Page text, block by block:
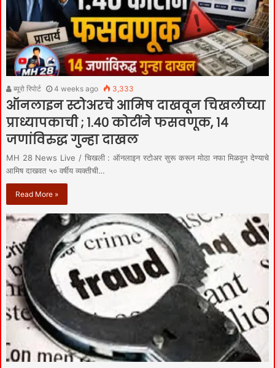
ब्यूरो रिपोर्ट 4 weeks ago 3,333
ऑनलाइन स्टोअरचे आमिष दाखवून चिखलीच्या
प्राध्यापकाची ; १.४० कोटींने फसवणूक, १४
जणांविरुद्ध गुन्हा दाखल
MH 28 News Live / चिखली : ऑनलाइन स्टोअर सुरू करून मोठा नफा मिळवून देण्याचे
आमिष दाखवत ५० वर्षीय व्यक्तीची…
Read More »